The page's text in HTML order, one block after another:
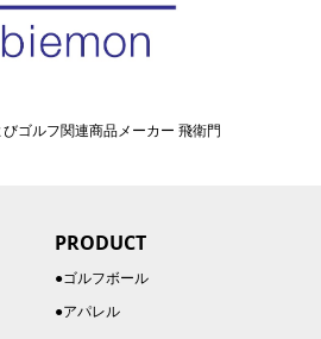
ゴルフ関連商品メーカー 飛衛門
PRODUCT
●ゴルフボール
●アパレル